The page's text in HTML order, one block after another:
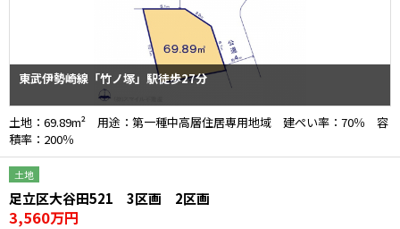
東武伊勢崎線「竹ノ塚」駅徒歩27分
土地：69.89m² 用途：第一種中高層住居専用地域 建ぺい率：70％ 容
積率：200％
土地
足立区大谷田521 3区画 2区画
3,560万円